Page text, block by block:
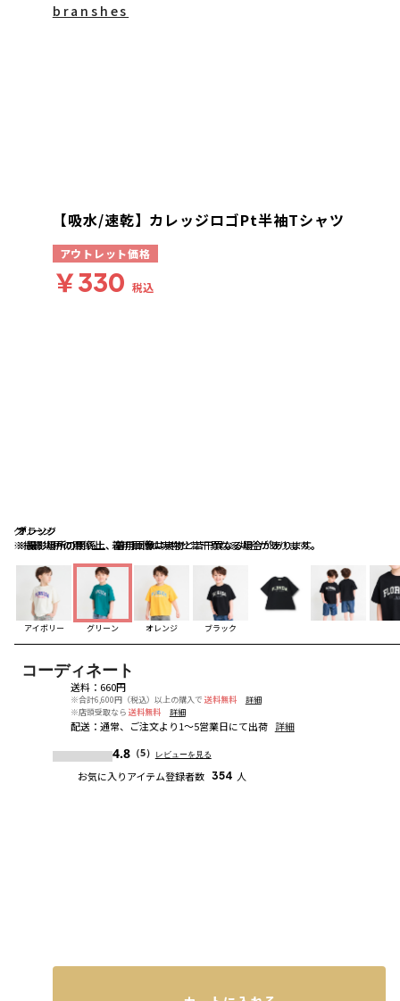
グリーン
※撮影場所の関係上、着用画像は実物と若干異なる場合があります。
オレンジ
※撮影場所の関係上、着用画像は実物と若干異なる場合があります。
ブラック
※撮影場所の関係上、着用画像は実物と若干異なる場合があります。
アイボリー グリーン オレンジ ブラック
コーディネート
送料： 660円
※合計6,600円（税込）以上の購入で 送料無料
詳細
※店頭受取なら 送料無料 詳細
配送： 通常、ご注文より1～5営業日にて出荷 詳細
4.8（5） レビューを見る
お気に入りアイテム登録者数 354 人
branshes
【吸水/速乾】カレッジロゴPt半袖Tシャツ
アウトレット価格
￥330 税込